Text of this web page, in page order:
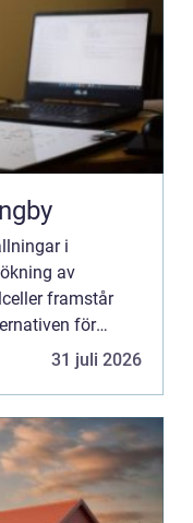
i
av
framstår
för
31 juli 2026